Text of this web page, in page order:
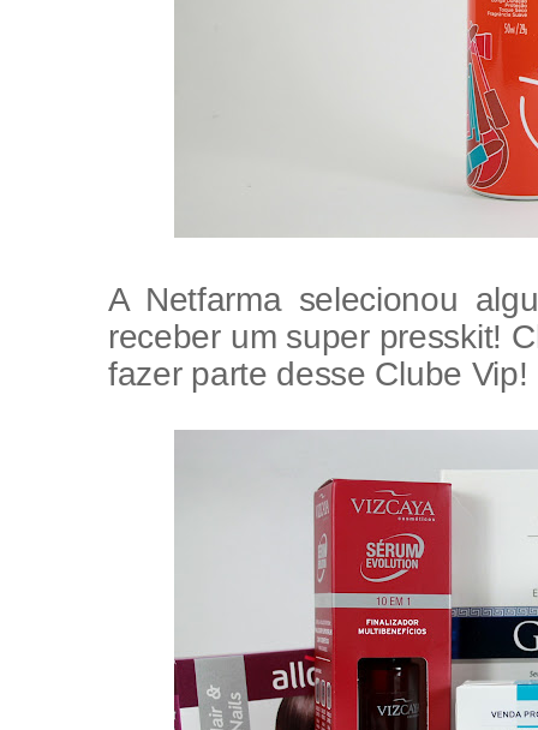
A Netfarma selecionou
receber um super presskit!
fazer parte desse Clube Vip!